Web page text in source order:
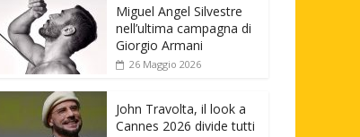
Miguel Angel Silvestre
nell’ultima campagna di
Giorgio Armani
26 Maggio 2026
John Travolta, il look a
Cannes 2026 divide tutti